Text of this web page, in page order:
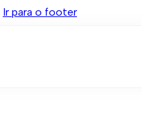
Ir para o footer